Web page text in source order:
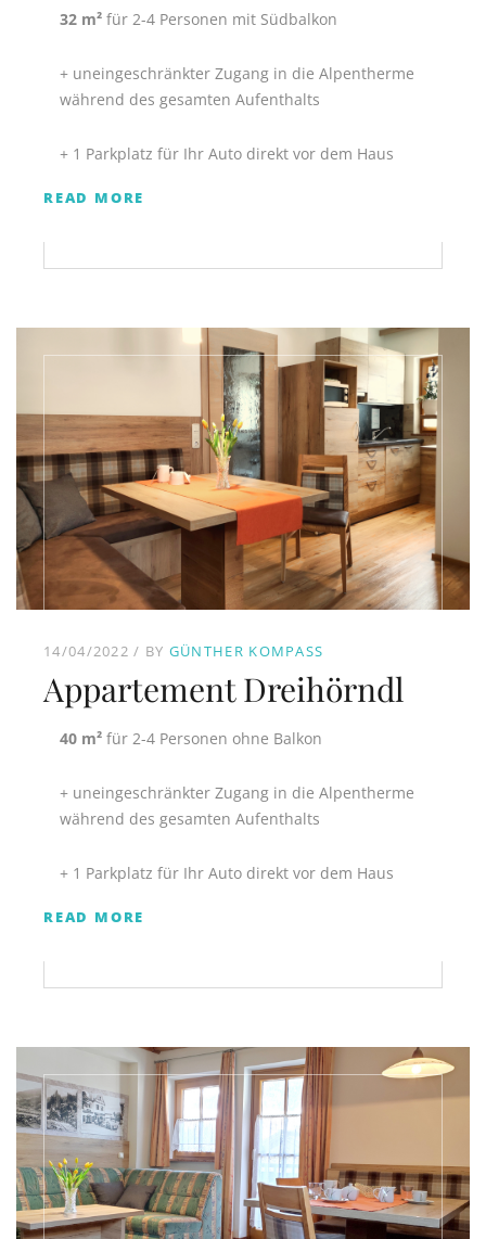
32 m² für 2-4 Personen mit Südbalkon
+ uneingeschränkter Zugang in die Alpentherme
während des gesamten Aufenthalts
+ 1 Parkplatz für Ihr Auto direkt vor dem Haus
READ MORE
14/04/2022 BY GÜNTHER KOMPASS
Appartement Dreihörndl
40 m² für 2-4 Personen ohne Balkon
+ uneingeschränkter Zugang in die Alpentherme
während des gesamten Aufenthalts
+ 1 Parkplatz für Ihr Auto direkt vor dem Haus
READ MORE